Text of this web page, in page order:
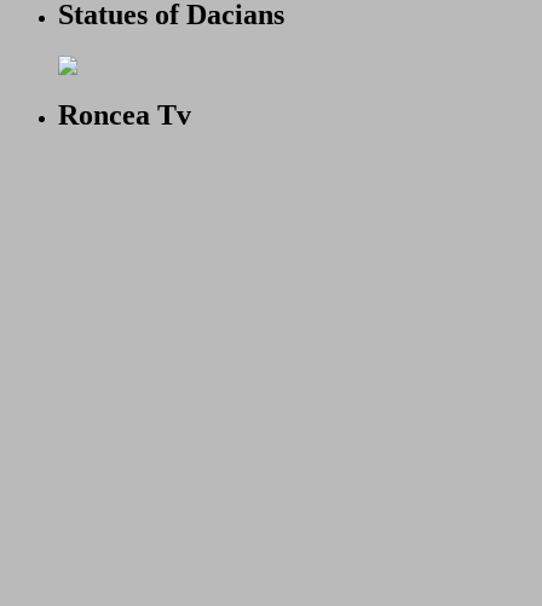
Statues of Dacians
Roncea Tv